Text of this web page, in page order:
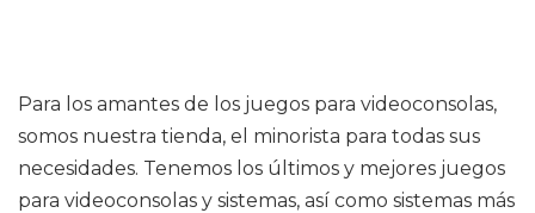
Para los amantes de los juegos para videoconsolas,
somos nuestra tienda, el minorista para todas sus
necesidades. Tenemos los últimos y mejores juegos
para videoconsolas y sistemas, así como sistemas más